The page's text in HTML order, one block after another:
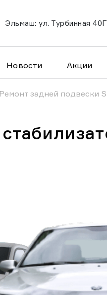
Эльмаш: ул. Турбинная 40Г
Новости Акции
Ремонт задней подвески